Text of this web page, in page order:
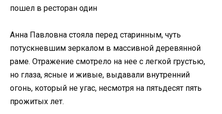
пошел в ресторан один
Анна Павловна стояла перед старинным, чуть
потускневшим зеркалом в массивной деревянной
раме. Отражение смотрело на нее с легкой грустью,
но глаза, ясные и живые, выдавали внутренний
огонь, который не угас, несмотря на пятьдесят пять
прожитых лет.